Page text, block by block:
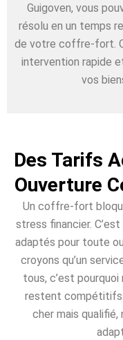
Guigoven, vous
résolu en un temps
de votre coffre-fort.
intervention rapide
vos
Des Tarifs
Ouverture
Un coffre-fort
stress financier.
adaptés pour toute
croyons qu’un
tous, c’est
restent compétitifs.
cher mais